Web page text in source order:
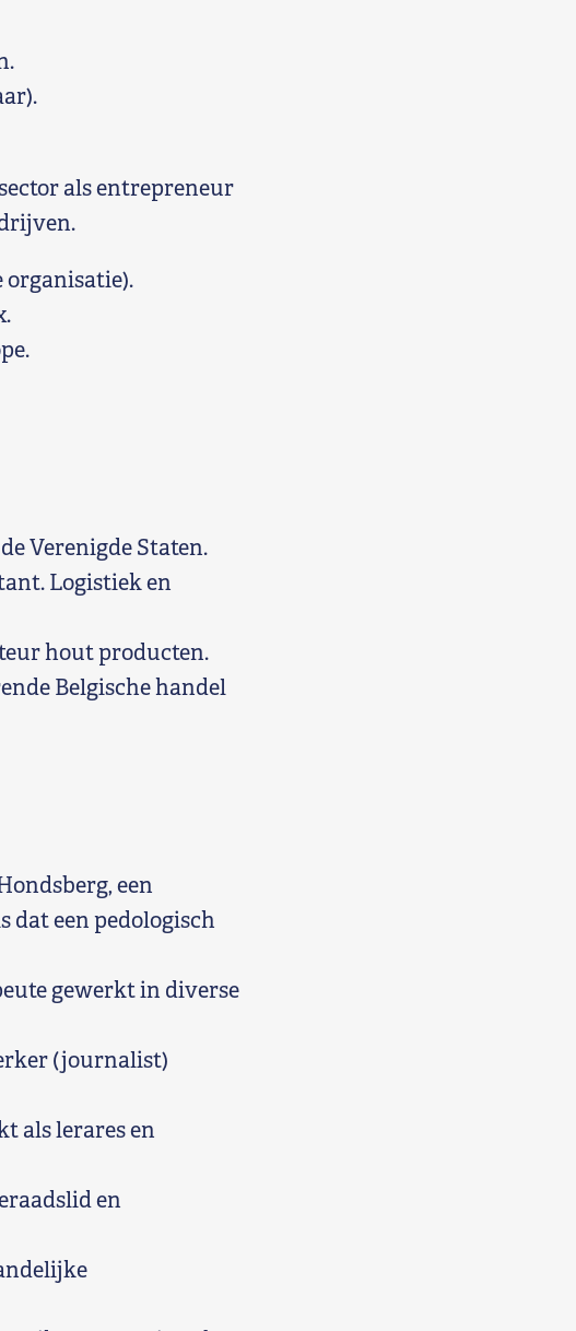
als entrepreneur
organisatie).
Verenigde Staten.
Logistiek en
hout producten.
Belgische handel
een
een pedologisch
gewerkt in diverse
(journalist)
als lerares en
en